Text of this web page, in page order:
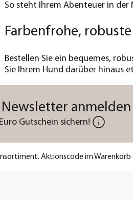
So steht Ihrem Abenteuer in der
Farbenfrohe,
Bestellen Sie ein bequemes,
Sie Ihrem Hund darüber hinaus
anmelden
Gutschein sichern!
Aktionscode im